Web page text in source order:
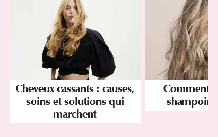
Cheveux cassants : causes,
soins et solutions qui
marchent
Comment